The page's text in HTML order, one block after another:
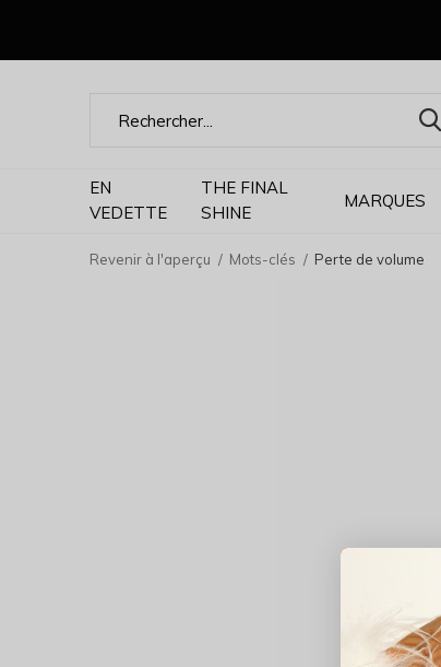
EN
VEDETTE
THE FINAL
SHINE
MARQUES
Revenir à l'aperçu Mots-clés Perte de volume